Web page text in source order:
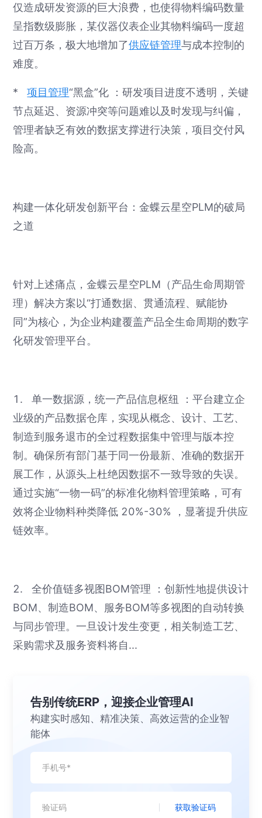
仅造成研发资源的巨大浪费，也使得物料编码数量
呈指数级膨胀，某仪器仪表企业其物料编码一度超
过百万条，极大地增加了供应链管理与成本控制的
难度。
*项目管理“黑盒”化 ：研发项目进度不透明，关键
节点延迟、资源冲突等问题难以及时发现与纠偏，
管理者缺乏有效的数据支撑进行决策，项目交付风
险高。
构建一体化研发创新平台：金蝶云星空PLM的破局
之道
针对上述痛点，金蝶云星空PLM（产品生命周期管
理）解决方案以“打通数据、贯通流程、赋能协
同”为核心，为企业构建覆盖产品全生命周期的数字
化研发管理平台。
1. 单一数据源，统一产品信息枢纽 ：平台建立企
业级的产品数据仓库，实现从概念、设计、工艺、
制造到服务退市的全过程数据集中管理与版本控
制。确保所有部门基于同一份最新、准确的数据开
展工作，从源头上杜绝因数据不一致导致的失误。
通过实施“一物一码”的标准化物料管理策略，可有
效将企业物料种类降低 20%-30% ，显著提升供应
链效率。
2. 全价值链多视图BOM管理 ：创新性地提供设计
BOM、制造BOM、服务BOM等多视图的自动转换
与同步管理。一旦设计发生变更，相关制造工艺、
采购需求及服务资料将自...
告别传统ERP，迎接企业管理AI
构建实时感知、精准决策、高效运营的企业智
能体
获取验证码